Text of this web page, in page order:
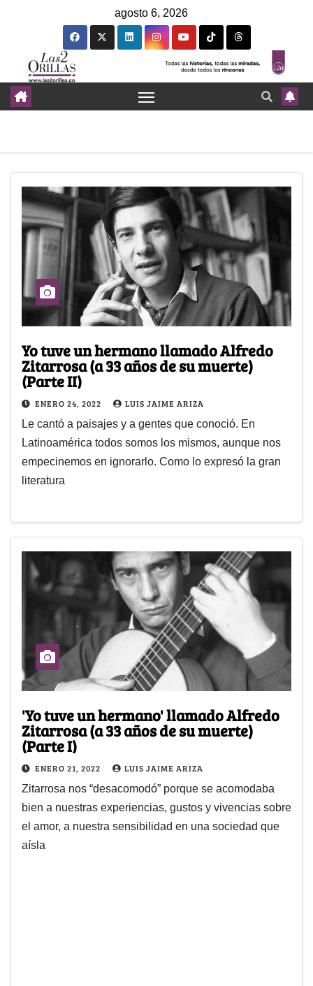
agosto 6, 2026
Yo tuve un hermano llamado Alfredo
Zitarrosa (a 33 años de su muerte)
(Parte II)
ENERO 24, 2022 LUIS JAIME ARIZA
Le cantó a paisajes y a gentes que conoció. En
Latinoamérica todos somos los mismos, aunque nos
empecinemos en ignorarlo. Como lo expresó la gran
literatura
'Yo tuve un hermano' llamado Alfredo
Zitarrosa (a 33 años de su muerte)
(Parte I)
ENERO 21, 2022 LUIS JAIME ARIZA
Zitarrosa nos “desacomodó” porque se acomodaba
bien a nuestras experiencias, gustos y vivencias sobre
el amor, a nuestra sensibilidad en una sociedad que
aísla